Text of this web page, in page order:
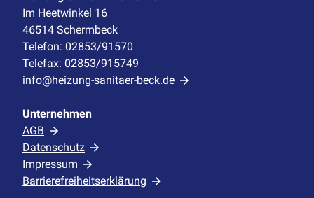
Im Heetwinkel 16
46514 Schermbeck
Telefon: 02853/91570
Telefax: 02853/915749
info@heizung-sanitaer-beck.de
Unternehmen
AGB
Datenschutz
Impressum
Barrierefreiheitserklärung